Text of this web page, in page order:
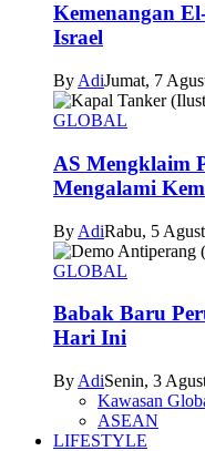
Kemenangan
Israel
By AdiJumat, 7
GLOBAL
AS Mengklaim
Mengalami
By AdiRabu, 5
GLOBAL
Babak Baru
Hari Ini
By AdiSenin, 3
Kawasan
ASEAN
LIFESTYLE